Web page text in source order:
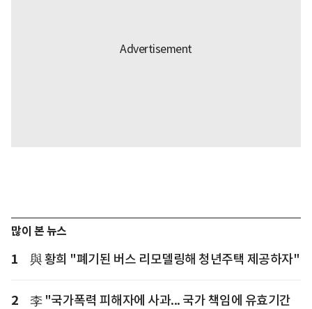
많이 본 뉴스
1 與 황희 "폐기된 버스 리모델링해 청년주택 제공하자"
2
李 "국가폭력 피해자에 사과... 국가 책임에 유효기간